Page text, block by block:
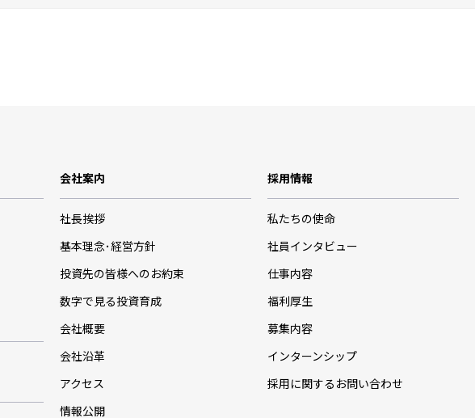
会社案内
社長挨拶
基本理念･経営方針
投資先の皆様へのお約束
数字で見る投資育成
会社概要
会社沿革
アクセス
情報公開
採用情報
私たちの使命
社員インタビュー
仕事内容
福利厚生
募集内容
インターンシップ
採用に関するお問い合わせ